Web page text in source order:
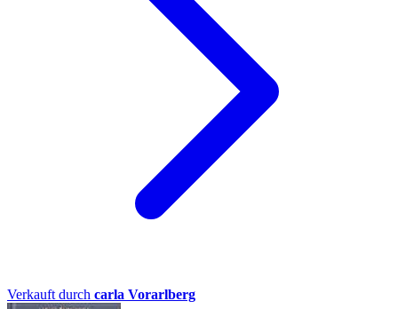
Verkauft durch carla Vorarlberg